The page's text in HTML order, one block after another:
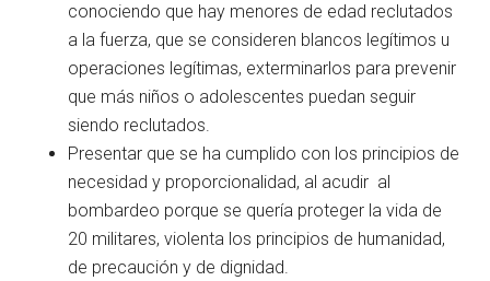
conociendo que hay menores de edad reclutados
a la fuerza, que se consideren blancos legítimos u
operaciones legítimas, exterminarlos para prevenir
que más niños o adolescentes puedan seguir
siendo reclutados.
Presentar que se ha cumplido con los principios de
necesidad y proporcionalidad, al acudir al
bombardeo porque se quería proteger la vida de
20 militares, violenta los principios de humanidad,
de precaución y de dignidad.